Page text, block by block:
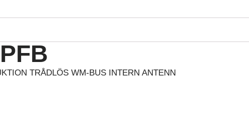
TRÅDLÖS WM-BUS INTERN ANTENN